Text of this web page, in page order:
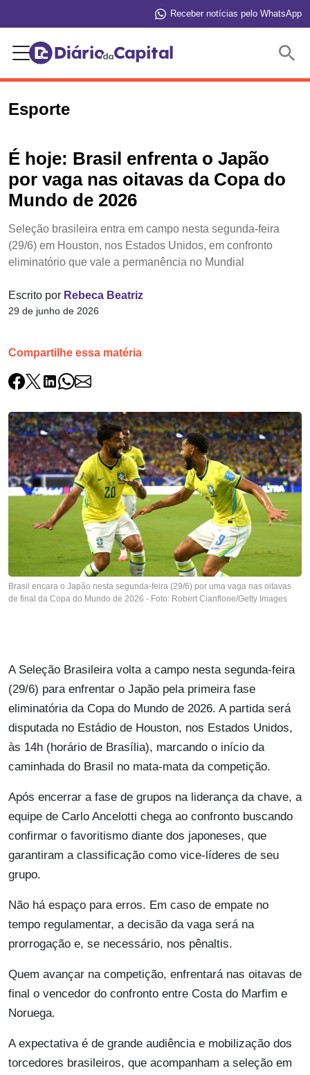
Receber notícias pelo WhatsApp
Esporte
É hoje: Brasil enfrenta o Japão
por vaga nas oitavas da Copa do
Mundo de 2026
Seleção brasileira entra em campo nesta segunda-feira
(29/6) em Houston, nos Estados Unidos, em confronto
eliminatório que vale a permanência no Mundial
Escrito por Rebeca Beatriz
29 de junho de 2026
Compartilhe essa matéria
Brasil encara o Japão nesta segunda-feira (29/6) por uma vaga nas oitavas
de final da Copa do Mundo de 2026 - Foto: Robert Cianflone/Getty Images
A Seleção Brasileira volta a campo nesta segunda-feira
(29/6) para enfrentar o Japão pela primeira fase
eliminatória da Copa do Mundo de 2026. A partida será
disputada no Estádio de Houston, nos Estados Unidos,
às 14h (horário de Brasília), marcando o início da
caminhada do Brasil no mata-mata da competição.
Após encerrar a fase de grupos na liderança da chave, a
equipe de Carlo Ancelotti chega ao confronto buscando
confirmar o favoritismo diante dos japoneses, que
garantiram a classificação como vice-líderes de seu
grupo.
Não há espaço para erros. Em caso de empate no
tempo regulamentar, a decisão da vaga será na
prorrogação e, se necessário, nos pênaltis.
Quem avançar na competição, enfrentará nas oitavas de
final o vencedor do confronto entre Costa do Marfim e
Noruega.
A expectativa é de grande audiência e mobilização dos
torcedores brasileiros, que acompanham a seleção em